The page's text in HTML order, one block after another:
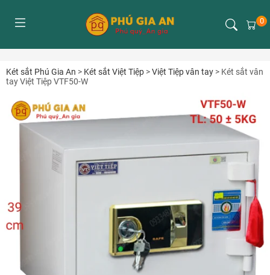
0
Két sắt Phú Gia An > Két sắt Việt Tiệp >Việt Tiệp vân tay > Két sắt vân
tay Việt Tiệp VTF50-W